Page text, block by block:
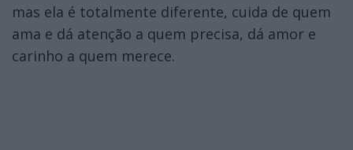
mas ela é totalmente diferente, cuida de quem
ama e dá atenção a quem precisa, dá amor e
carinho a quem merece.